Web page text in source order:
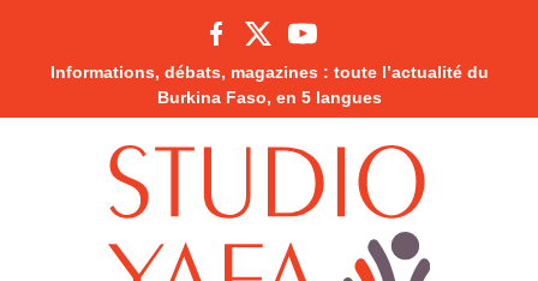
Informations, débats, magazines : toute l’actualité du
Burkina Faso, en 5 langues